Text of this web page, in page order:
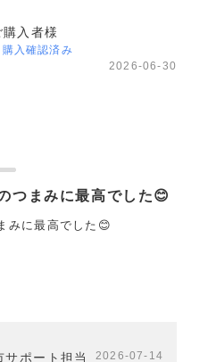
購入者様
購入確認済み
2026-06-30
つまみに最高でした😊
みに最高でした😊
サポート担当 2026-07-14